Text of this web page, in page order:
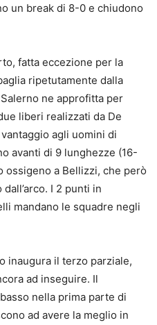
un break di 8-0 e chiudono
fatta eccezione per la
ripetutamente dalla
ne approfitta per
liberi realizzati da De
agli uomini di
avanti di 9 lunghezze (16-
ossigeno a Bellizzi, che però
I 2 punti in
mandano le squadre negli
inaugura il terzo parziale,
ad inseguire. Il
nella prima parte di
ad avere la meglio in